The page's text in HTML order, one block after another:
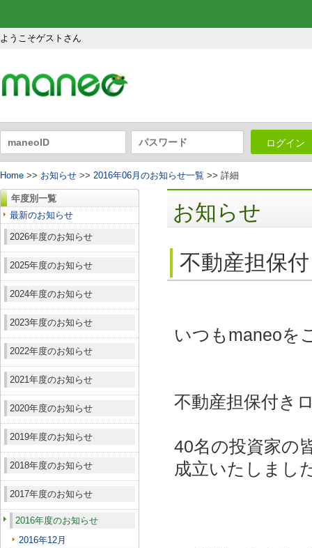
ようこそゲストさん
ログイン
Home >> お知らせ >> 2016年06月のお知らせ一覧 >> 詳細
年度別一覧
最新のお知らせ
2026年度のお知らせ
2025年度のお知らせ
2024年度のお知らせ
2023年度のお知らせ
2022年度のお知らせ
2021年度のお知らせ
2020年度のお知らせ
2019年度のお知らせ
2018年度のお知らせ
2017年度のお知らせ
2016年度のお知らせ
2016年12月
お知らせ
不動産担保
いつもmaneoを
不動産担保付き
40名の投資家の
成立いたしまし